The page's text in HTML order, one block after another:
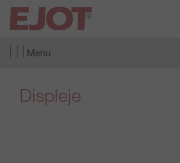
Menu
Displeje